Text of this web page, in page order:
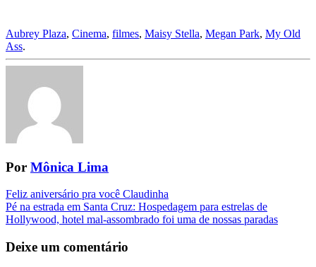
Aubrey Plaza, Cinema, filmes, Maisy Stella, Megan Park, My Old
Ass.
Por Mônica Lima
Navegação
da
Feliz aniversário pra você Claudinha
Pé na estrada em Santa Cruz: Hospedagem para estrelas de
Hollywood, hotel mal-assombrado foi uma de nossas paradas
Deixe um comentário